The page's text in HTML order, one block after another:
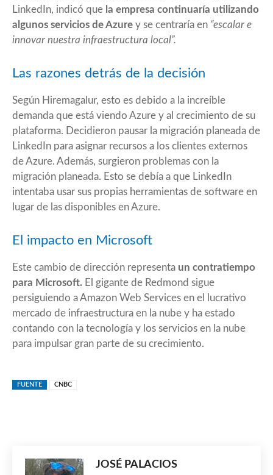
LinkedIn, indicó que la empresa continuaría utilizando
algunos servicios de Azure y se centraría en “escalar e
innovar nuestra infraestructura local”.
Las razones detrás de la decisión
Según Hiremagalur, esto es debido a la increíble
demanda que está viendo Azure y al crecimiento de su
plataforma. Decidieron pausar la migración planeada de
LinkedIn para asignar recursos a los clientes externos
de Azure. Además, surgieron problemas con la
migración planeada. Esto se debía a que LinkedIn
intentaba usar sus propias herramientas de software en
lugar de las disponibles en Azure.
El impacto en Microsoft
Este cambio de dirección representa un contratiempo
para Microsoft. El gigante de Redmond sigue
persiguiendo a Amazon Web Services en el lucrativo
mercado de infraestructura en la nube y ha estado
contando con la tecnología y los servicios en la nube
para impulsar gran parte de su crecimiento.
FUENTE CNBC
JOSÉ PALACIOS